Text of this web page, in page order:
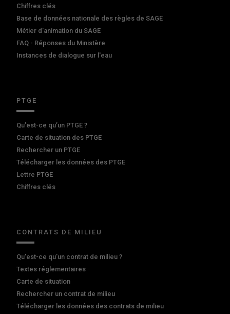
Chiffres clés
Base de données nationale des règles de SAGE
Métier d'animation du SAGE
FAQ - Réponses du Ministère
Instances de dialogue sur l'eau
PTGE
Qu’est-ce qu’un PTGE ?
Carte de situation des PTGE
Rechercher un PTGE
Télécharger les données des PTGE
Lettre PTGE
Chiffres clés
CONTRATS DE MILIEU
Qu'est-ce qu'un contrat de milieu ?
Textes réglementaires
Carte de situation
Rechercher un contrat de milieu
Télécharger les données des contrats de milieu